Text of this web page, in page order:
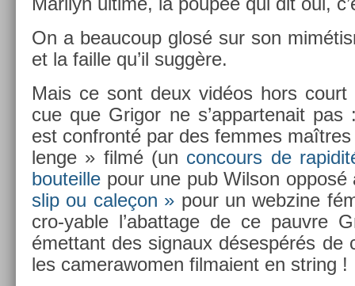
On a be­aucoup glosé sur son
et la fail­le qu’il suggère.
Mais ce sont deux vidéos hors court
cue que Grigor ne s’ap­partenait
est con­fronté par des fem­mes
lenge » filmé (un con­cours de
bouteil­le pour une pub Wil­son opposé
slip ou caleçon » pour un web­zine
cro-yable l’abat­tage de ce pauv­re
émet­tant des sig­naux désespérés de
les camerawom­en fil­maient en str­ing !